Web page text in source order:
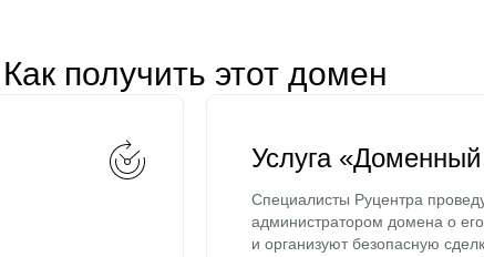
Как получить этот домен
Услуга
Специалисты Руцентра
администратором домена о
и организуют безопасную